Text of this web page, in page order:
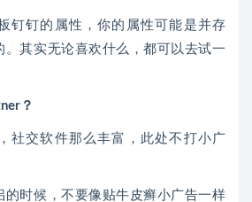
钉钉的属性，你的属性可能是并存
。其实无论喜欢什么，都可以去试一
？
社交软件那么丰富，此处不打小广
的时候，不要像贴牛皮癣小广告一样